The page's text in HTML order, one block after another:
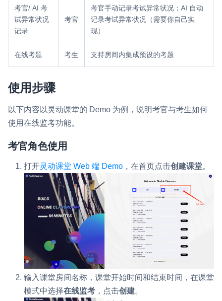
考官/ AI 考
试异常状况
记录
考官
考官手动记录考试异常状况；AI 自动
记录考试异常状况（需要你自己实
现）
在线考题 考生 支持房间内集成预设的考题
使用步骤
以下内容以灵动课堂的 Demo 为例，说明考官与考生如何
使用在线监考功能。
考官角色使用
打开灵动课堂 Web 端 Demo ，在首页点击创建课堂。
输入课堂房间名称，课堂开始时间和结束时间，在课堂
模式中选择在线监考 ，点击创建。